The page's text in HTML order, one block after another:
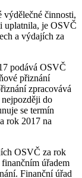
výdělečné činnosti,
uplatnila, je OSVČ
a výdajích za
podává OSVČ
přiznání
zpracovává
do
se termín
rok 2017 na
OSVČ za rok
úřadem
Finanční úřad